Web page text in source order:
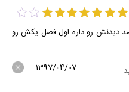
دیدنش رو داره اول فصل یکش رو
1397/04/07